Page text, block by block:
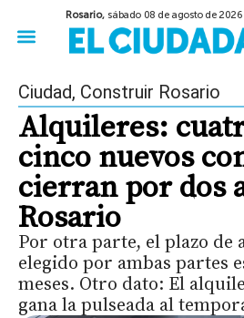
Rosario, sábado 08 de agosto de 2026
Ciudad, Construir Rosario
Alquileres:
cinco nuevos
cierran por dos
Rosario
Por otra parte, el plazo de
elegido por ambas partes
meses. Otro dato: El
gana la pulseada al